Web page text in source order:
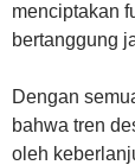
menciptakan
bertanggung
Dengan
bahwa tren
oleh